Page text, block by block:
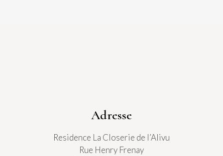
Adresse
Residence La Closerie de l’Alivu
Rue Henry Frenay